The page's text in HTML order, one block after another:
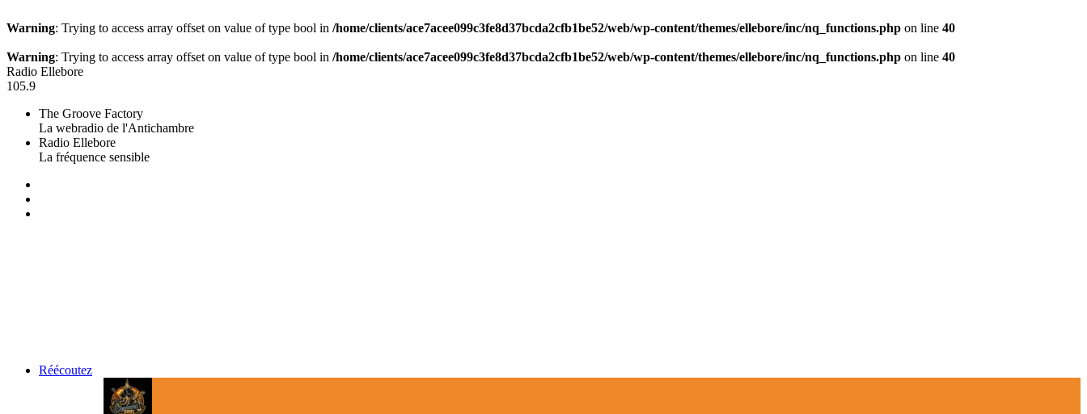
Warning: Trying to access array offset on value of type bool in /home/clients/ace7acee099c3fe8d37bcda2cfb1be52/web/wp-content/themes/ellebore/inc/nq_functions.php on line 40
Warning: Trying to access array offset on value of type bool in /home/clients/ace7acee099c3fe8d37bcda2cfb1be52/web/wp-content/themes/ellebore/inc/nq_functions.php on line 40
Radio Ellebore
105.9
The Groove Factory
La webradio de l'Antichambre
Radio Ellebore
La fréquence sensible
Réécoutez